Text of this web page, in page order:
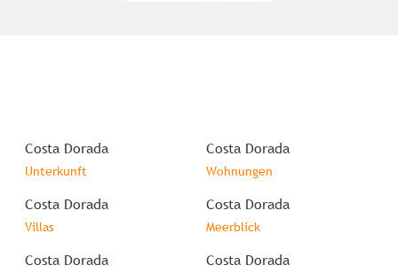
Costa Dorada
Unterkunft
Costa Dorada
Wohnungen
Costa Dorada
Villas
Costa Dorada
Meerblick
Costa Dorada Costa Dorada